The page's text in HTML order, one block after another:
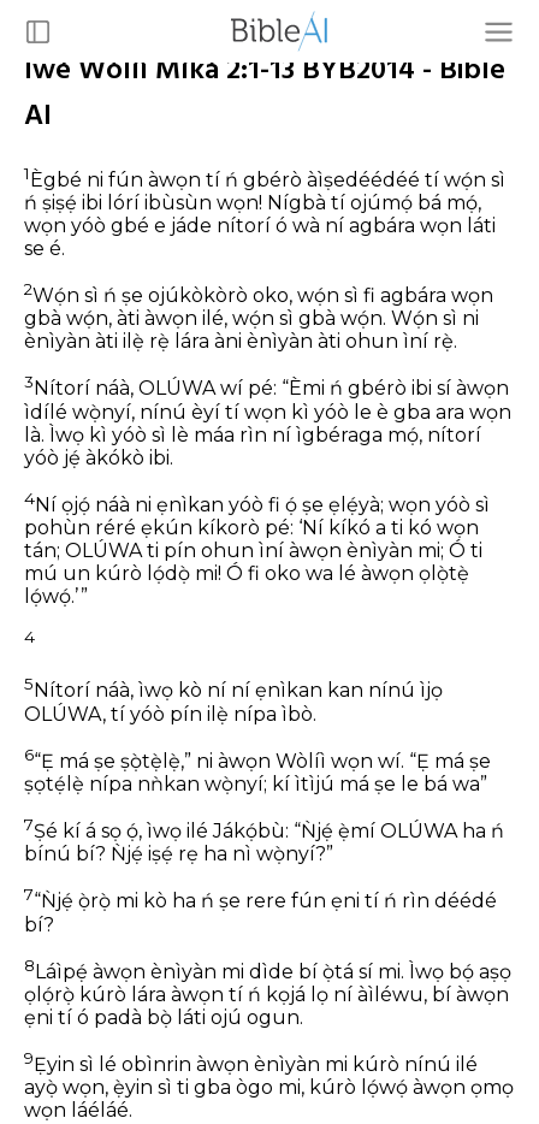
Ìwé Wòlíì Míkà 2:1-13 BYB2014 - Bible
AI
1Ègbé ni fún àwọn tí ń gbérò àìṣedéédéé tí wọ́n sì
ń ṣiṣẹ́ ibi lórí ibùsùn wọn! Nígbà tí ojúmọ́ bá mọ́,
wọn yóò gbé e jáde nítorí ó wà ní agbára wọn láti
se é.
2Wọ́n sì ń ṣe ojúkòkòrò oko, wọ́n sì fi agbára wọn
gbà wọ́n, àti àwọn ilé, wọ́n sì gbà wọ́n. Wọ́n sì ni
ènìyàn àti ilẹ̀ rẹ̀ lára àni ènìyàn àti ohun ìní rẹ̀.
3 Nítorí náà, OLÚWA wí pé: “Èmi ń gbérò ibi sí àwọn
ìdílé wọ̀nyí, nínú èyí tí wọn kì yóò le è gba ara wọn
là. Ìwọ kì yóò sì lè máa rìn ní ìgbéraga mọ́, nítorí
yóò jẹ́ àkókò ibi.
4Ní ọjọ́ náà ni ẹnìkan yóò fi ọ́ ṣe ẹlẹ́yà; wọn yóò sì
pohùn réré ẹkún kíkorò pé: ‘Ní kíkó a ti kó wọn
tán; OLÚWA ti pín ohun ìní àwọn ènìyàn mi; Ó ti
mú un kúrò lọ́dọ̀ mi! Ó fi oko wa lé àwọn ọlọ̀tẹ̀
lọ́wọ́.’ ”
4
5 Nítorí náà, ìwọ kò ní ní ẹnìkan kan nínú ìjọ
OLÚWA, tí yóò pín ilẹ̀ nípa ìbò.
6“Ẹ má ṣe ṣọ̀tẹ̀lẹ̀,” ni àwọn Wòlíì wọn wí. “Ẹ má ṣe
ṣọtẹ́lẹ̀ nípa nǹkan wọ̀nyí; kí ìtìjú má ṣe le bá wa”
7Ṣé kí á sọ ọ́, ìwọ ilé Jákọ́bù: “Ǹjẹ́ ẹ̀mí OLÚWA ha ń
bínú bí? Ǹjẹ́ iṣẹ́ rẹ ha nì wọ̀nyí?”
7“Ǹjẹ́ ọ̀rọ̀ mi kò ha ń ṣe rere fún ẹni tí ń rìn déédé
bí?
8Láìpẹ́ àwọn ènìyàn mi dìde bí ọ̀tá sí mi. Ìwọ bọ́ aṣọ
ọlọ́rọ̀ kúrò lára àwọn tí ń kọjá lọ ní àìléwu, bí àwọn
ẹni tí ó padà bọ̀ láti ojú ogun.
9Ẹ̀yin sì lé obìnrin àwọn ènìyàn mi kúrò nínú ilé
ayọ̀ wọn, ẹ̀yin sì ti gba ògo mi, kúrò lọ́wọ́ àwọn ọmọ
wọn láéláé.